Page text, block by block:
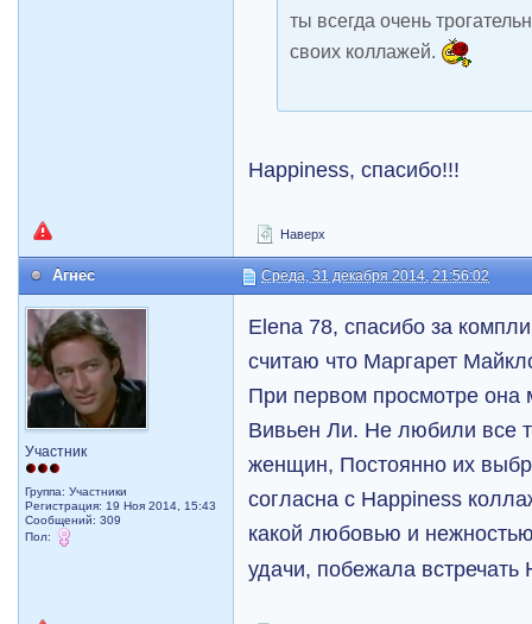
ты всегда очень
своих коллажей.
Happiness, спасибо!!!
Наверх
Агнес Среда, 31 декабря 2014, 21:56:02
Участник
Группа: Участники
Регистрация: 19 Ноя 2014, 15:43
Сообщений: 309
Пол:
Elena 78, спасибо за
считаю что Маргарет
При первом просмотре
Вивьен Ли. Не любили все
женщин, Постоянно их
согласна с Happiness
какой любовью и
удачи, побежала встречать